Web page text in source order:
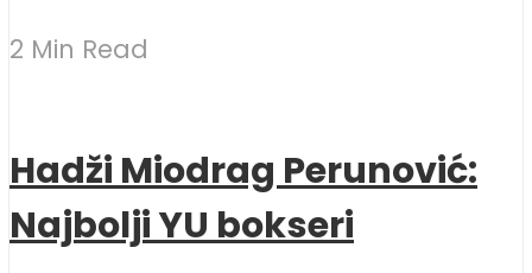
2 Min Read
Hadži Miodrag Perunović:
Najbolji YU bokseri